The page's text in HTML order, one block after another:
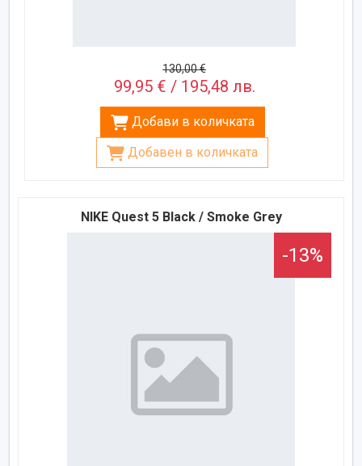
130,00 €
99,95 € / 195,48 лв.
Добави в количката
Добавен в количката
NIKE Quest 5 Black / Smoke Grey
-13%